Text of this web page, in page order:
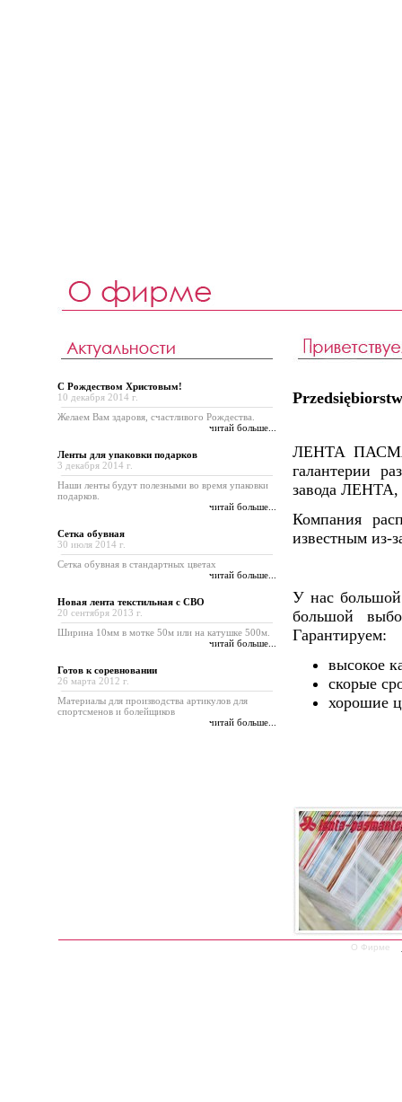
С Рождеством Христовым!
10 декабря 2014 г.
Желаем Вам здаровя, счастливого Рождества.
читай больше...
Ленты для упаковки подарков
3 декабря 2014 г.
Наши ленты будут полезными во время упаковки
подарков.
читай больше...
Сетка обувная
30 июля 2014 г.
Сетка обувная в стандартных цветах
читай больше...
Новая лента текстильная с СВО
20 сентября 2013 г.
Ширина 10мм в мотке 50м или на катушке 500м.
читай больше...
Готов к cоревновании
26 марта 2012 г.
Материалы для производства артикулов для
спортсменов и болейщиков
читай больше...
ЛЕНТА
галантерии
завода ЛЕНТА,
Компания
известным из-
У нас большой
большой
Гарантируем:
высокое
скорые
хорошие
О Фирме